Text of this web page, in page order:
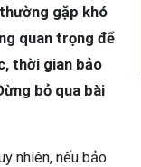
gặp khó
quan trọng để
thời gian bảo
bỏ qua bài
nhiên, nếu bảo